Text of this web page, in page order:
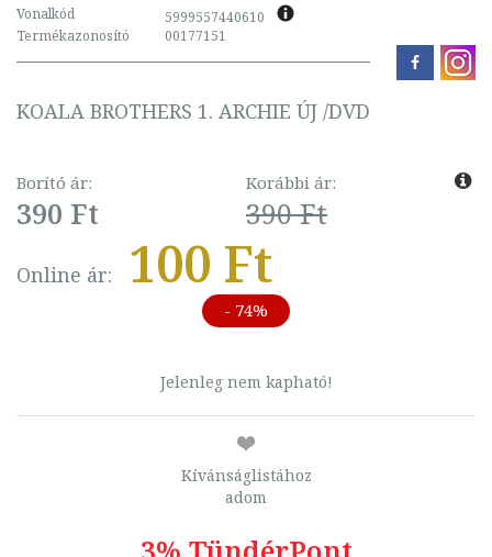
Vonalkód
5999557440610
Termékazonosító
00177151
KOALA BROTHERS 1. ARCHIE ÚJ /DVD
Borító ár:
390 Ft
Korábbi ár:
390 Ft
Online ár: 100 Ft
- 74%
Jelenleg nem kapható!
Kívánságlistához
adom